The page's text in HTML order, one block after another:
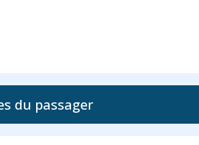
du passager